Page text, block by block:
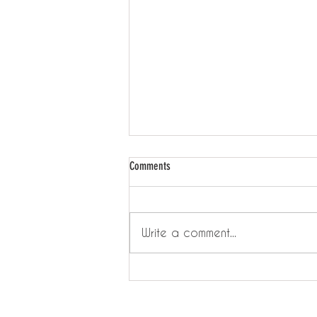
Comments
Write a comment...